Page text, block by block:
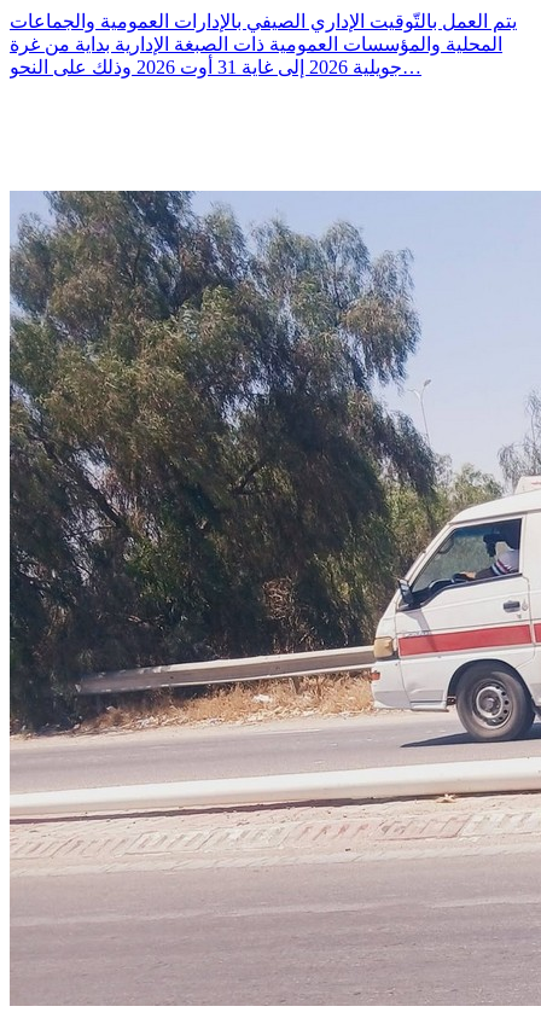
يتم العمل بالتّوقيت الإداري الصيفي بالإدارات العمومية والجماعات
المحلية والمؤسسات العمومية ذات الصبغة الإدارية بداية من غرة
جويلية 2026 إلى غاية 31 أوت 2026 وذلك على النحو…